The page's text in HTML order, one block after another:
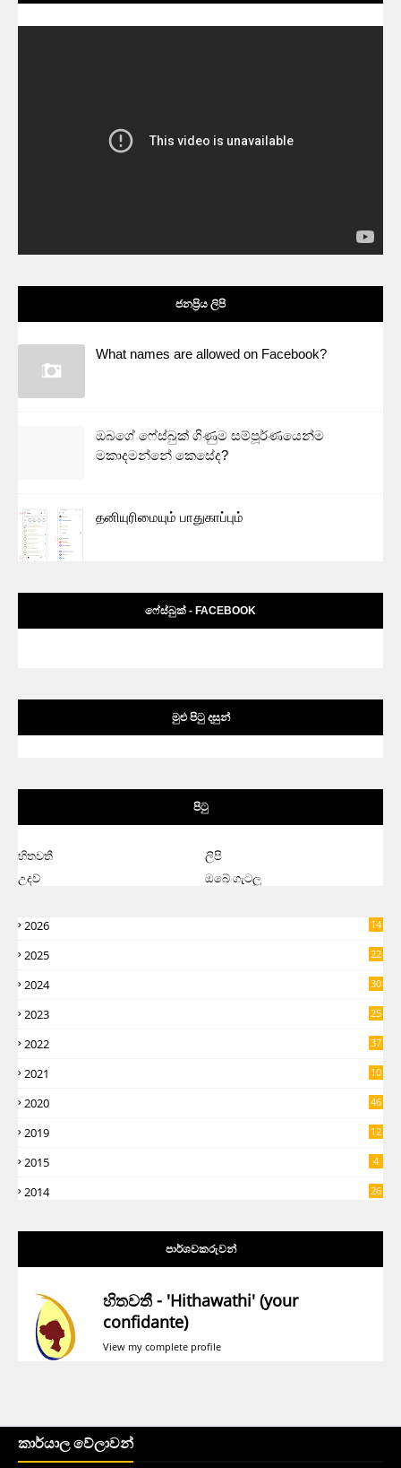
ජනප්‍රිය ලිපි
What names are allowed on Facebook?
ඔබගේ ෆේස්බුක් ගිණුම සම්පූර්ණයෙන්ම
මකාදමන්නේ කෙසේද?
தனியுரிமையும் பாதுகாப்பும்
ෆේස්බුක් - FACEBOOK
මුළු පිටු දසුන්
පිටු
හිතවතී
ලිපි
උදව්
ඔබේ ගැටලු
2026 14
2025 22
2024 30
2023 25
2022 37
2021 10
2020 46
2019
12
2015 4
2014 26
පාර්ශවකරුවන්
හිතවතී - 'Hithawathi' (your
confidante)
View my complete profile
කාර්යාල වේලාවන්